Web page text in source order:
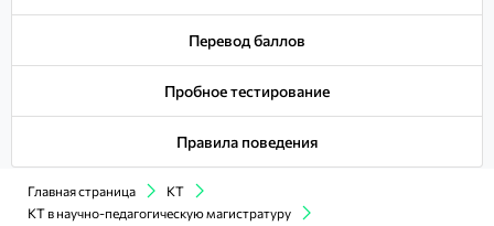
Перевод баллов
Пробное тестирование
Правила поведения
Главная страница
КТ
КТ в научно-педагогическую магистратуру